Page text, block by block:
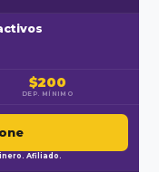
$200
DEP. MÍNIMO
Afiliado.